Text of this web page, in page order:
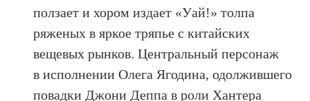
ползает и хором издает «Уай!» толпа
ряженых в яркое тряпье с китайских
вещевых рынков. Центральный персонаж
в исполнении Олега Ягодина, одолжившего
повадки Джони Деппа в роли Хантера